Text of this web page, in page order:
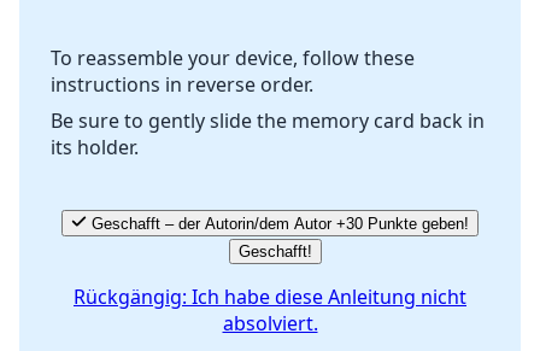
Abbrechen
To reassemble your device, follow these
instructions in reverse order.
Be sure to gently slide the memory card back in
its holder.
Geschafft – der Autorin/dem Autor +30 Punkte geben!
Geschafft!
Rückgängig: Ich habe diese Anleitung nicht
absolviert.